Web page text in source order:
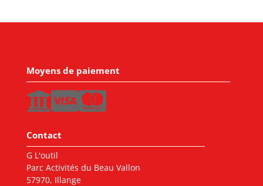
Moyens de paiement
Contact
G L'outil
Parc Activités du Beau Vallon
57970, Illange